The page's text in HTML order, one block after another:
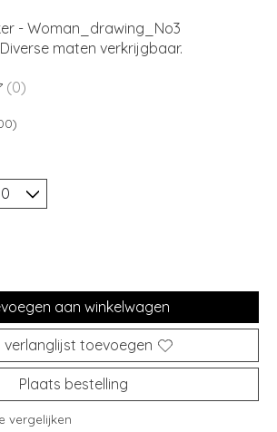
- Woman_drawing_No3
maten verkrijgbaar.
dit product is
(0)
aan winkelwagen
verlanglijst toevoegen
Plaats bestelling
vergelijken